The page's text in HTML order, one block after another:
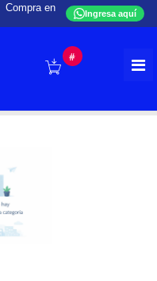
Compra en
Ingresa aquí
#